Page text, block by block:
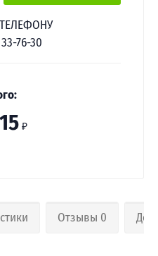
76-30
₽
Отзывы 0